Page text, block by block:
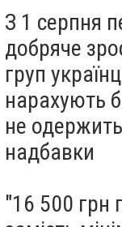
З 1 серпня
добряче
груп
нарахують
не
надбавки
"16 500 грн